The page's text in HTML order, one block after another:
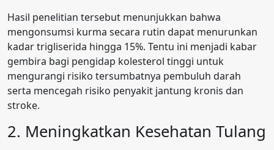
Hasil penelitian tersebut menunjukkan bahwa
mengonsumsi kurma secara rutin dapat menurunkan
kadar trigliserida hingga 15%. Tentu ini menjadi kabar
gembira bagi pengidap kolesterol tinggi untuk
mengurangi risiko tersumbatnya pembuluh darah
serta mencegah risiko penyakit jantung kronis dan
stroke.
2. Meningkatkan Kesehatan Tulang